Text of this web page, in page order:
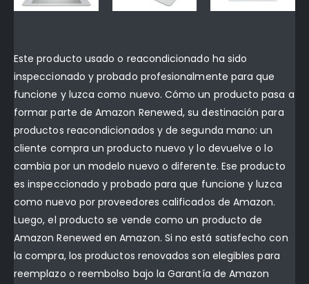
Este producto usado o reacondicionado ha sido
inspeccionado y probado profesionalmente para que
funcione y luzca como nuevo. Cómo un producto pasa a
formar parte de Amazon Renewed, su destinación para
productos reacondicionados y de segunda mano: un
cliente compra un producto nuevo y lo devuelve o lo
cambia por un modelo nuevo o diferente. Ese producto
es inspeccionado y probado para que funcione y luzca
como nuevo por proveedores calificados de Amazon.
Luego, el producto se vende como un producto de
Amazon Renewed en Amazon. Si no está satisfecho con
la compra, los productos renovados son elegibles para
reemplazo o reembolso bajo la Garantía de Amazon